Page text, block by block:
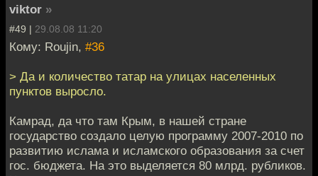
viktor »
#49 | 29.08.08 11:20
Кому: Roujin, #36
> Да и количество татар на улицах населенных
пунктов выросло.
Камрад, да что там Крым, в нашей стране
государство создало целую программу 2007-2010 по
развитию ислама и исламского образования за счет
гос. бюджета. На это выделяется 80 млрд. рубликов.